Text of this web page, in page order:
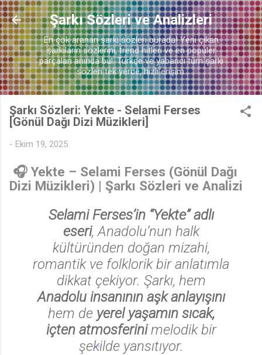
Ana içeriğe atla
Şarkı Sözleri ve Analizleri
En çok aranan şarkı sözleri burada! Yeni çıkan
şarkıların sözlerini, trend hitleri ve en popüler
parçaları anında bul. Türkçe ve yabancı tüm şarkı
sözleri tek yerde, hızlı erişim.
Şarkı Sözleri: Yekte - Selami Ferses
[Gönül Dağı Dizi Müzikleri]
- Ekim 19, 2025
🎧 Yekte – Selami Ferses (Gönül Dağı
Dizi Müzikleri) | Şarkı Sözleri ve Analizi
Selami Ferses’in “Yekte” adlı
eseri, Anadolu’nun halk
kültüründen doğan mizahi,
romantik ve folklorik bir anlatımla
dikkat çekiyor. Şarkı, hem
Anadolu insanının aşk anlayışını
hem de yerel yaşamın sıcak,
içten atmosferinimelodik bir
şekilde yansıtıyor.
♫